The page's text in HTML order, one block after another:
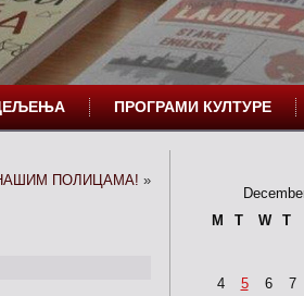
ПРОГРАМИ КУЛТУРЕ
ПОЛИЦАМА! »
M
T W T
4
5 6 7